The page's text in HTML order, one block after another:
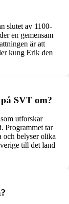
slutet av 1100-
en gemensam
är att
kung Erik den
SVT om?
utforskar
Programmet tar
och belyser olika
till det land